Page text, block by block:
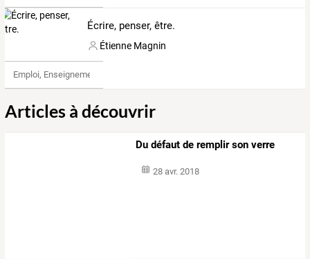
Écrire, penser, être.
Étienne Magnin
Emploi, Enseignement & Etudes
Articles à découvrir
Du défaut de remplir son verre
28 avr. 2018